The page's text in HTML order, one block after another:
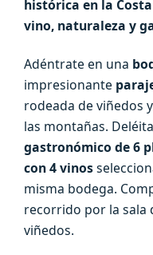
histórica en la
vino, naturaleza y
Adéntrate en una
impresionante
rodeada de viñedos
las montañas.
gastronómico de 6
con 4 vinos
misma bodega.
recorrido por la sala
viñedos.